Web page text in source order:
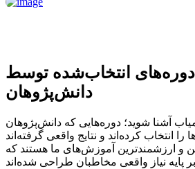
انتخاب‌شده توسط
دانش‌پژوهان
آشنا شوید؛ دوره‌هایی که دانش‌پژوهان
و ارزشمندترین آموزش‌های ما هستند که
بر پایه نیاز واقعی مخاطبان طراحی شده‌اند